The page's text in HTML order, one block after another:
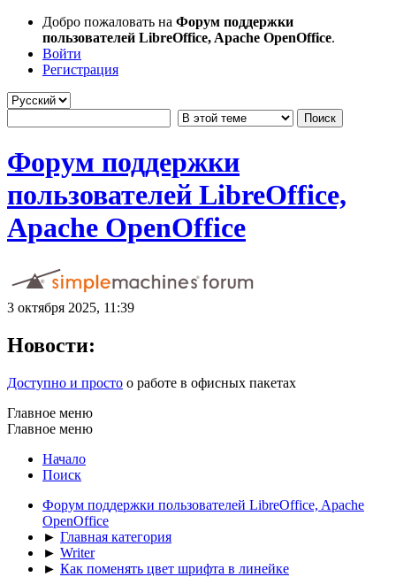
Добро пожаловать на Форум поддержки
пользователей LibreOffice, Apache OpenOffice.
Войти
Регистрация
Форум поддержки
пользователей LibreOffice,
Apache OpenOffice
3 октября 2025, 11:39
Новости:
Доступно и просто о работе в офисных пакетах
Главное меню
Главное меню
Начало
Поиск
Форум поддержки пользователей LibreOffice, Apache
OpenOffice
► Главная категория
► Writer
► Как поменять цвет шрифта в линейке